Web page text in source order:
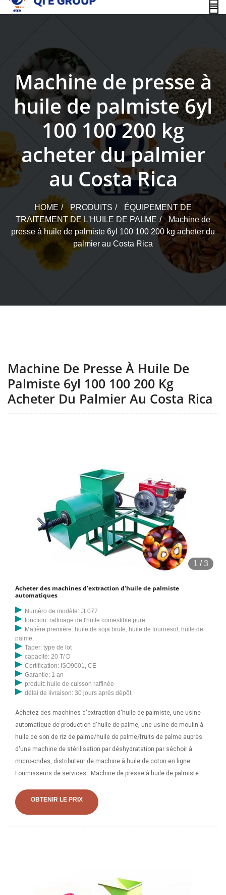
content
Machine de presse à
huile de palmiste 6yl
100 100 200 kg
acheter du palmier
au Costa Rica
HOME PRODUITS
ÉQUIPEMENT DE
TRAITEMENT DE L'HUILE DE PALME
Machine de
presse à huile de palmiste 6yl 100 100 200 kg acheter du
palmier au Costa Rica
Machine De Presse À Huile De
Palmiste 6yl 100 100 200 Kg
Acheter Du Palmier Au Costa Rica
1 /3
Acheter des machines d'extraction d'huile de palmiste
automatiques
Numéro de modèle: JL077
fonction: raffinage de l'huile comestible pure
Matière première: huile de soja brute, huile de tournesol, huile de
palme.
Taper: type de lot
capacité: 20 T/ D
Certification: ISO9001, CE
Garantie: 1 an
produit: huile de cuisson raffinée
délai de livraison: 30 jours après dépôt
Achetez des machines d'extraction d'huile de palmiste, une usine
automatique de production d'huile de palme, une usine de moulin à
huile de son de riz de palme/huile de palme/fruits de palme auprès
d'une machine de stérilisation par déshydratation par séchoir à
micro-ondes, distributeur de machine à huile de coton en ligne
Fournisseurs de services.. Machine de presse à huile de palmiste
détails complets sur la machine de presse à huile de palmiste faite
maison, la presse à huile d'arachide, la presse à huile faite maison, la
OBTENIR LE PRIX